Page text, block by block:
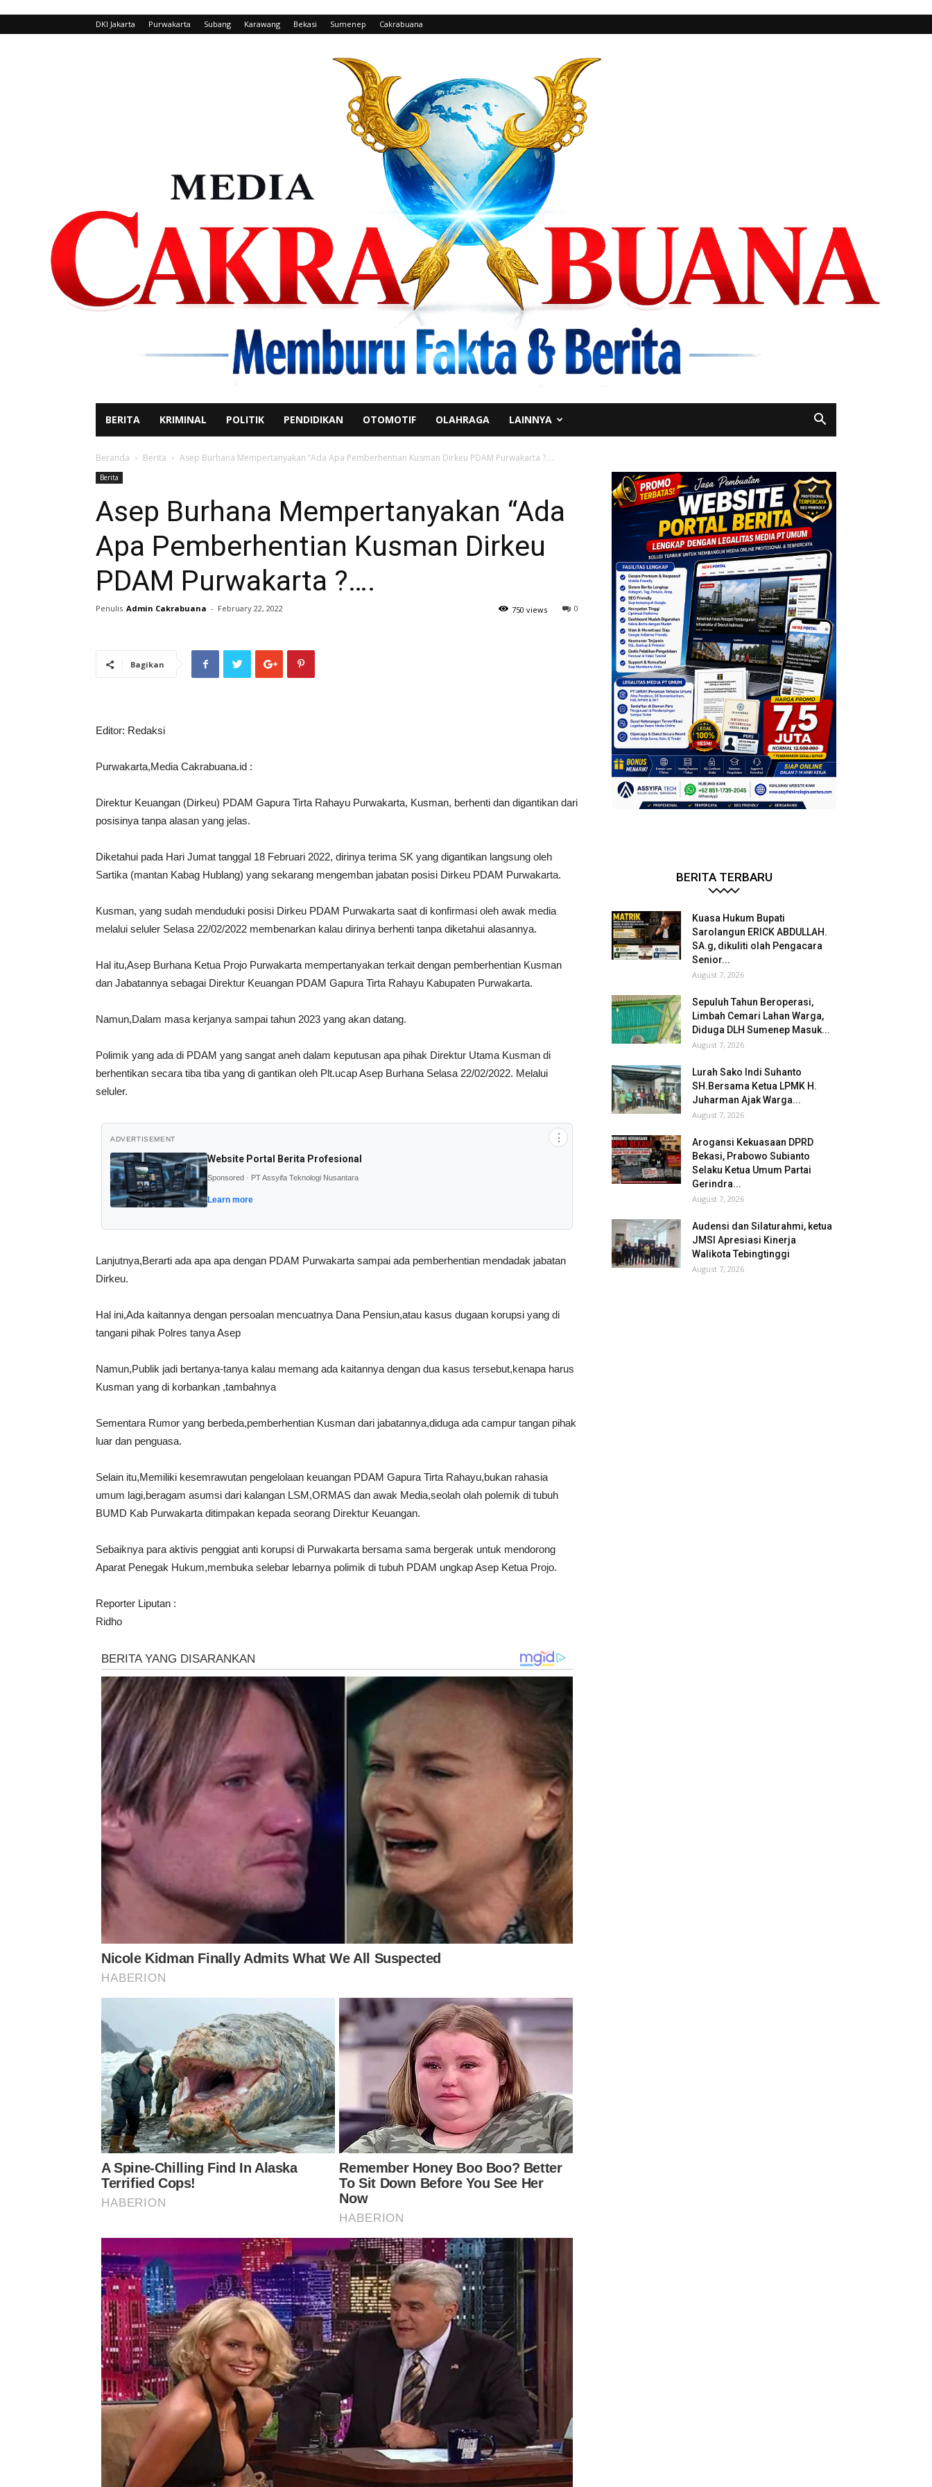
DKI Jakarta Purwakarta Subang Karawang Bekasi Sumenep Cakrabuana
BERITA KRIMINAL POLITIK PENDIDIKAN OTOMOTIF OLAHRAGA LAINNYA
Beranda Berita Asep Burhana Mempertanyakan “Ada Apa Pemberhentian Kusman Dirkeu PDAM Purwakarta ?….
Berita
Asep Burhana Mempertanyakan “Ada
Apa Pemberhentian Kusman Dirkeu
PDAM Purwakarta ?….
Penulis Admin Cakrabuana - February 22, 2022 0
750 views
Bagikan
Editor: Redaksi
Purwakarta,Media Cakrabuana.id :
Direktur Keuangan (Dirkeu) PDAM Gapura Tirta Rahayu Purwakarta, Kusman, berhenti dan digantikan dari
posisinya tanpa alasan yang jelas.
Diketahui pada Hari Jumat tanggal 18 Februari 2022, dirinya terima SK yang digantikan langsung oleh
Sartika (mantan Kabag Hublang) yang sekarang mengemban jabatan posisi Dirkeu PDAM Purwakarta.
Kusman, yang sudah menduduki posisi Dirkeu PDAM Purwakarta saat di konfirmasi oleh awak media
melalui seluler Selasa 22/02/2022 membenarkan kalau dirinya berhenti tanpa diketahui alasannya.
Hal itu,Asep Burhana Ketua Projo Purwakarta mempertanyakan terkait dengan pemberhentian Kusman
dan Jabatannya sebagai Direktur Keuangan PDAM Gapura Tirta Rahayu Kabupaten Purwakarta.
Namun,Dalam masa kerjanya sampai tahun 2023 yang akan datang.
Polimik yang ada di PDAM yang sangat aneh dalam keputusan apa pihak Direktur Utama Kusman di
berhentikan secara tiba tiba yang di gantikan oleh Plt.ucap Asep Burhana Selasa 22/02/2022. Melalui
seluler.
ADVERTISEMENT ⋮
Website Portal Berita Profesional
Sponsored · PT Assyifa Teknologi Nusantara
Learn more
Lanjutnya,Berarti ada apa apa dengan PDAM Purwakarta sampai ada pemberhentian mendadak jabatan
Dirkeu.
Hal ini,Ada kaitannya dengan persoalan mencuatnya Dana Pensiun,atau kasus dugaan korupsi yang di
tangani pihak Polres tanya Asep
Namun,Publik jadi bertanya-tanya kalau memang ada kaitannya dengan dua kasus tersebut,kenapa harus
Kusman yang di korbankan ,tambahnya
Sementara Rumor yang berbeda,pemberhentian Kusman dari jabatannya,diduga ada campur tangan pihak
luar dan penguasa.
Selain itu,Memiliki kesemrawutan pengelolaan keuangan PDAM Gapura Tirta Rahayu,bukan rahasia
umum lagi,beragam asumsi dari kalangan LSM,ORMAS dan awak Media,seolah olah polemik di tubuh
BUMD Kab Purwakarta ditimpakan kepada seorang Direktur Keuangan.
Sebaiknya para aktivis penggiat anti korupsi di Purwakarta bersama sama bergerak untuk mendorong
Aparat Penegak Hukum,membuka selebar lebarnya polimik di tubuh PDAM ungkap Asep Ketua Projo.
Reporter Liputan :
Ridho
BERITA TERBARU
Kuasa Hukum Bupati
Sarolangun ERICK ABDULLAH.
SA.g, dikuliti olah Pengacara
Senior...
August 7, 2026
Sepuluh Tahun Beroperasi,
Limbah Cemari Lahan Warga,
Diduga DLH Sumenep Masuk...
August 7, 2026
Lurah Sako Indi Suhanto
SH.Bersama Ketua LPMK H.
Juharman Ajak Warga...
August 7, 2026
Arogansi Kekuasaan DPRD
Bekasi, Prabowo Subianto
Selaku Ketua Umum Partai
Gerindra...
August 7, 2026
Audensi dan Silaturahmi, ketua
JMSI Apresiasi Kinerja
Walikota Tebingtinggi
August 7, 2026